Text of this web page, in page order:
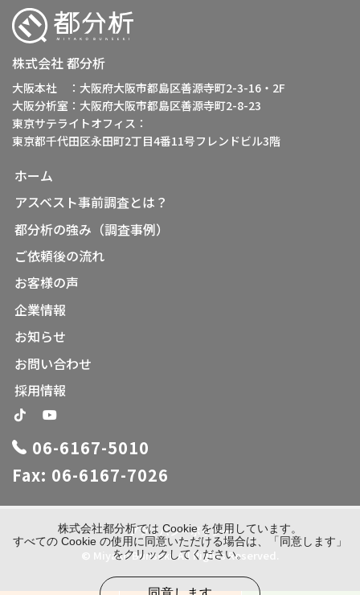
株式会社 都分析
大阪本社 ：大阪府大阪市都島区善源寺町2-3-16・2F
大阪分析室：大阪府大阪市都島区善源寺町2-8-23
東京サテライトオフィス：
東京都千代田区永田町2丁目4番11号フレンドビル3階
ホーム
アスベスト事前調査とは？
都分析の強み（調査事例）
ご依頼後の流れ
お客様の声
企業情報
お知らせ
お問い合わせ
採用情報
06-6167-5010
Fax: 06-6167-7026
© Miyako Bunseki. All Rights Reserved.
プライバシーポリシー
株式会社都分析では Cookie を使用しています。
すべての Cookie の使用に同意いただける場合は、「同意します」
をクリックしてください。